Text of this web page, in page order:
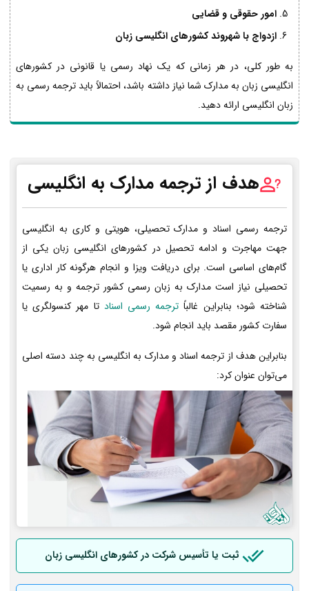
امور حقوقی و قضایی
ازدواج با شهروند کشورهای انگلیسی زبان
به طور کلی، در هر زمانی که یک نهاد رسمی یا قانونی در کشورهای
انگلیسی زبان به مدارک شما نیاز داشته باشد، احتمالاً باید ترجمه رسمی به
زبان انگلیسی ارائه دهید.
هدف از ترجمه مدارک به انگلیسی
ترجمه رسمی اسناد و مدارک تحصیلی، هویتی و کاری به انگلیسی
جهت مهاجرت و ادامه تحصیل در کشورهای انگلیسی زبان یکی از
گام‌های اساسی است. برای دریافت ویزا و انجام هرگونه کار اداری یا
تحصیلی نیاز است مدارک به زبان رسمی کشور ترجمه و به رسمیت
شناخته شود؛ بنابراین غالباً ترجمه رسمی اسناد تا مهر کنسولگری یا
سفارت کشور مقصد باید انجام شود.
بنابراین هدف از ترجمه اسناد و مدارک به انگلیسی به چند دسته اصلی
می‌توان عنوان کرد:
ثبت یا تأسیس شرکت در کشورهای انگلیسی زبان